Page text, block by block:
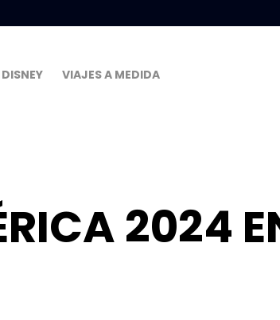
DISNEY VIAJES A MEDIDA
2024